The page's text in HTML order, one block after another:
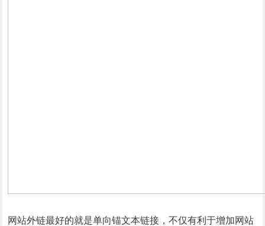
网站外链最好的就是单向锚文本链接，不仅有利于增加网站